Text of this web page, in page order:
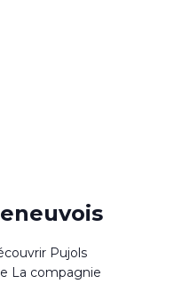
Pujols
La compagnie